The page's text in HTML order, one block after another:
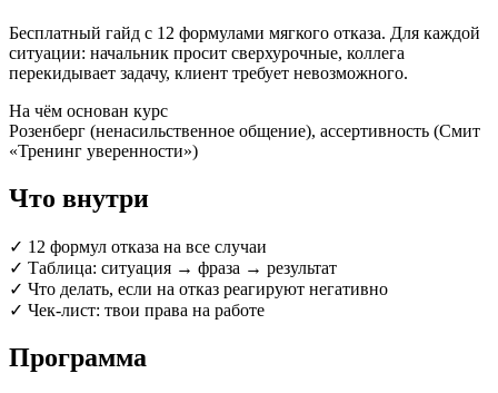
Бесплатный гайд с 12 формулами мягкого отказа. Для каждой
ситуации: начальник просит сверхурочные, коллега
перекидывает задачу, клиент требует невозможного.
На чём основан курс
Розенберг (ненасильственное общение), ассертивность (Смит
«Тренинг уверенности»)
Что внутри
✓ 12 формул отказа на все случаи
✓ Таблица: ситуация → фраза → результат
✓ Что делать, если на отказ реагируют негативно
✓ Чек-лист: твои права на работе
Программа